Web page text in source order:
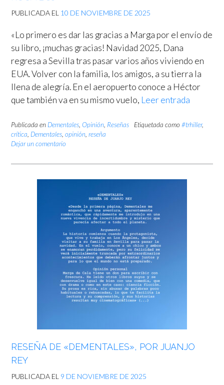
PUBLICADA EL 10 DE NOVIEMBRE DE 2025
«Lo primero es dar las gracias a Marga por el envío de
su libro, ¡muchas gracias! Navidad 2025, Dana
regresa a Sevilla tras pasar varios años viviendo en
EUA. Volver con la familia, los amigos, a su tierra la
llena de alegría. En el aeropuerto conoce a Héctor
que también va en su mismo vuelo, Leer entrada
Publicada en Dementales Opinión Reseñas Etiquetada como #trhiller,
crítica Dementales opinión reseña
Dejar un comentario
RESEÑA DE «DEMENTALES», POR JUANJO
REY
PUBLICADA EL 9 DE NOVIEMBRE DE 2025